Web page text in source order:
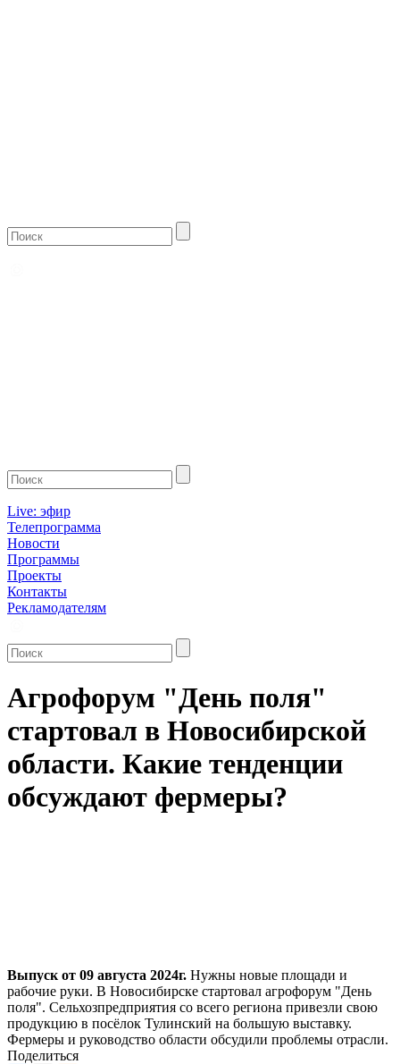
Live: эфир
Телепрограмма
Новости
Программы
Проекты
Контакты
Рекламодателям
Агрофорум "День поля"
стартовал в Новосибирской
области. Какие тенденции
обсуждают фермеры?
Выпуск от 09 августа 2024г. Нужны новые площади и
рабочие руки. В Новосибирске стартовал агрофорум "День
поля". Сельхозпредприятия со всего региона привезли свою
продукцию в посёлок Тулинский на большую выставку.
Фермеры и руководство области обсудили проблемы отрасли.
Поделиться